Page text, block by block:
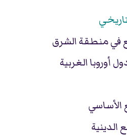
في منطقة الشرق
أوروبا الغربية
الأساسي
الدينية